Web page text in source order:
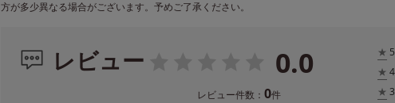
方が多少異なる場合がございます。予めご了承ください。
レビュー 0.0
レビュー件数： 0件
★ 5
★ 4
★ 3